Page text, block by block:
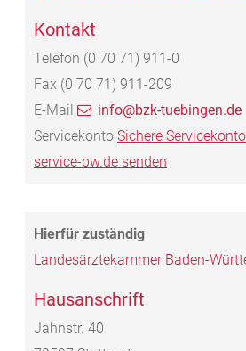
Kontakt
Telefon (0 70 71) 911-0
Fax (0 70 71) 911-209
E-Mail
info@bzk-tuebingen.de
Servicekonto Sichere
service-bw.de senden
Landesärztekammer Baden-
Hausanschrift
Jahnstr. 40